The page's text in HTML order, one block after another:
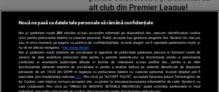
SPORT
alt club din Premier League!
Nouă ne pasă ca datele tale personale să rămână confidențiale
Noi și partenerii noștri 201 stocăm și/sau accesăm informații pe dispozitivul dvs., precum identificatorii cookie
unici pentru prelucrarea datelor cu caracter personal. Puteți accepta sau gestiona alegerile dvs. făcând clic mai jos
sau în orice moment, pe pagina cu politica de confidențialitate. Aceste alegeri vor fi raportate partenerilor noștri și
nu vă vor afecta navigarea.
Mai multe detalii
Noi si partenerii nostri (retelele de socializare si agentiile de publicitate partenere, precum si furnizorii nostri de
servicii de date analitice) prelucram date pentru a permite website-ului sa functioneze, pentru a personaliza
continutul si anunturile publicitare afisate in functie de interesele si/sau profilul dvs., pentru a va oferi
functionalitati aferente retelelor de socializare si pentru a analiza traficul pe website. Beneficiati de drepturile
prevazute de art. 15-22 din GDPR in legatura cu prelucrarea datelor cu caracter personal. Aceste drepturi pot fi
exercitate prin modalitatea indicataaici . Prin click pe “ACCEPT TOATE”, acceptati folosirea tuturor Tehnologiilor de
tip Cookie, care implica inclusiv acceptul dvs. cu privire la stocarea/accesarea informatiilor de catre Vendor-ii cu
care colaboram. Prin click pe “VREAU SA MODIFIC SETARILE INDIVIDUAL” puteti schimba preferintele in mod
individual, mai putin cele legate de cookie strict necesare pentru functionarea website-ului.